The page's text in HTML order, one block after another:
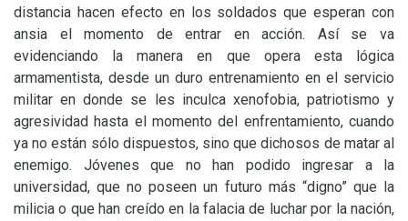
distancia hacen efecto en los soldados que esperan con
ansia el momento de entrar en acción. Así se va
evidenciando la manera en que opera esta lógica
armamentista, desde un duro entrenamiento en el servicio
militar en donde se les inculca xenofobia, patriotismo y
agresividad hasta el momento del enfrentamiento, cuando
ya no están sólo dispuestos, sino que dichosos de matar al
enemigo. Jóvenes que no han podido ingresar a la
universidad, que no poseen un futuro más “digno” que la
milicia o que han creído en la falacia de luchar por la nación,